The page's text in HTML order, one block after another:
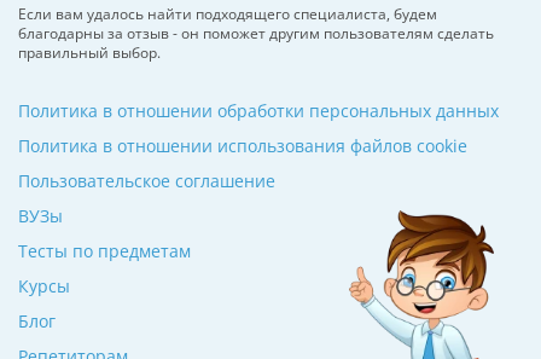
Если вам удалось найти подходящего специалиста, будем
благодарны за отзыв - он поможет другим пользователям сделать
правильный выбор.
ВУЗы
Тесты по предметам
Курсы
Блог
Политика в отношении обработки персональных данных
Политика в отношении использования файлов cookie
Пользовательское соглашение